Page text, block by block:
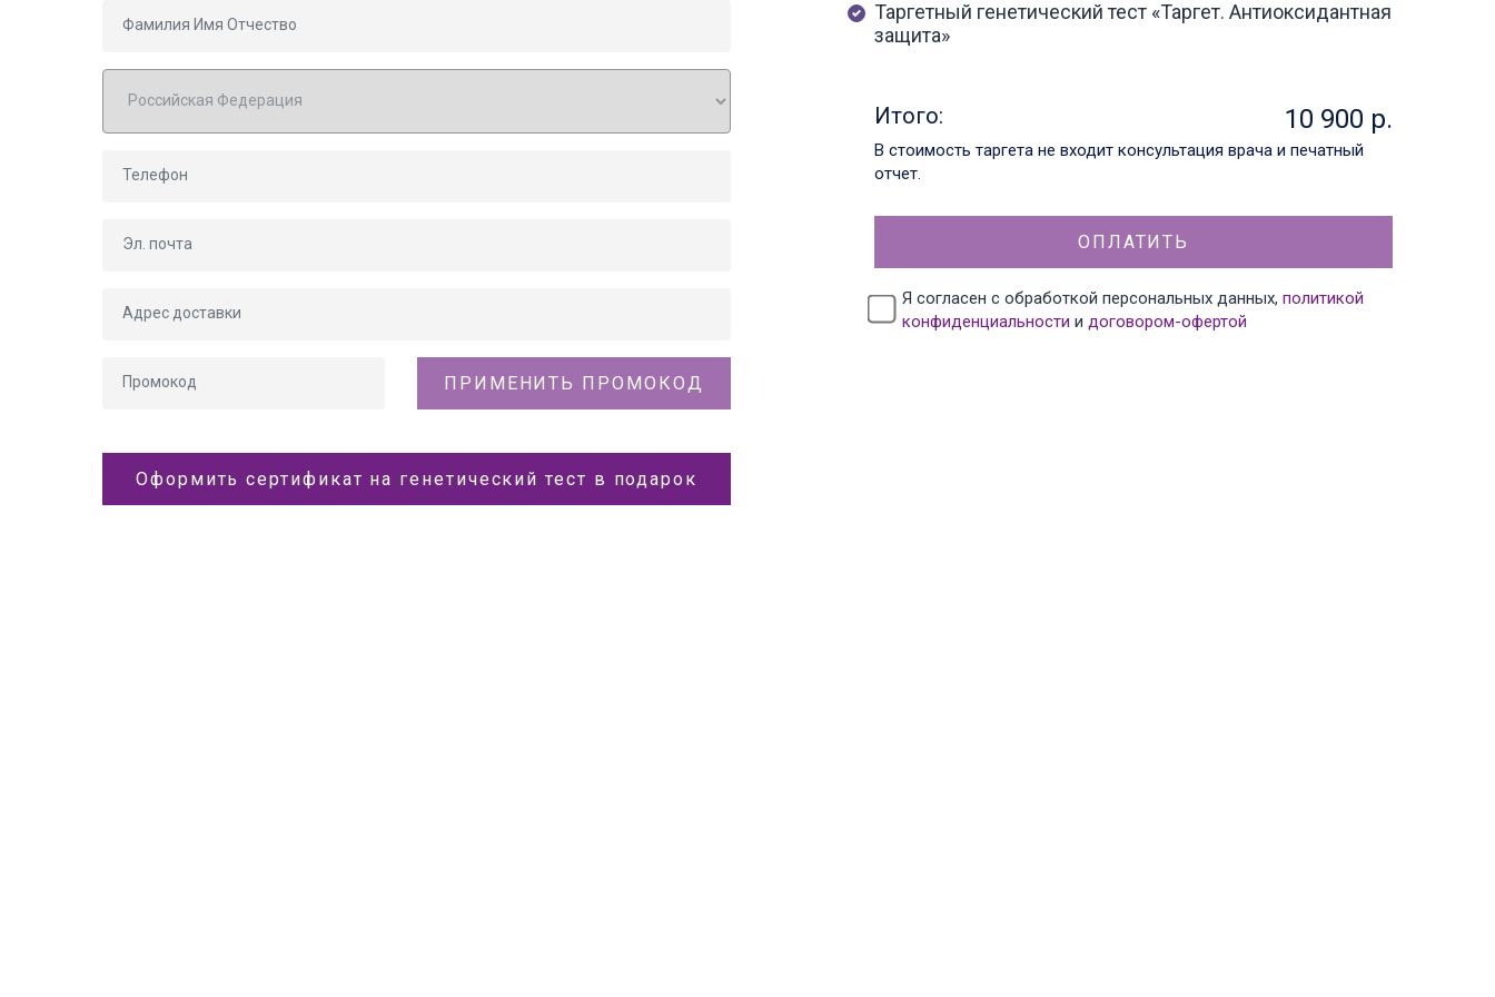
ПРИМЕНИТЬ ПРОМОКОД
Оформить сертификат на генетический тест в подарок
Таргетный генетический тест «Таргет. Антиоксидантная
защита»
Итого: 10 900 р.
В стоимость таргета не входит консультация врача и печатный
отчет.
ОПЛАТИТЬ
Я согласен с обработкой персональных данных,политикой
конфиденциальности идоговором-офертой